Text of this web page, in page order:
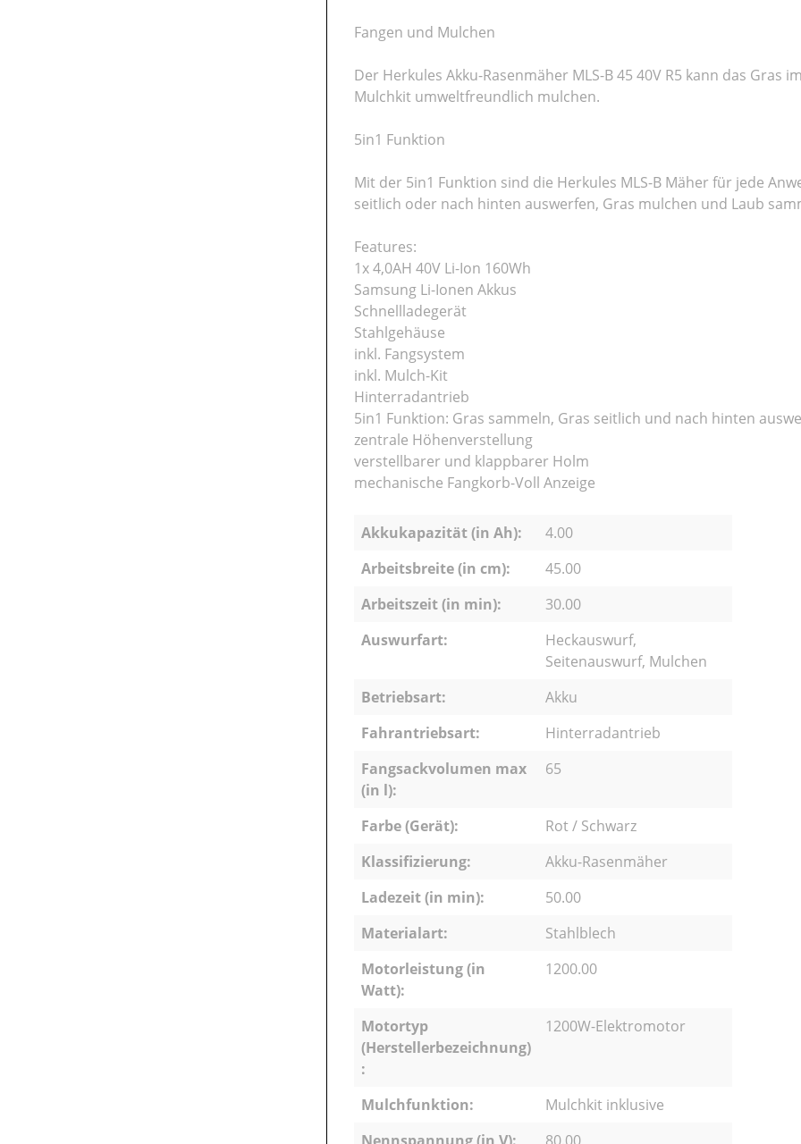
Fangen und Mulchen
Der Herkules Akku-Rasenmäher MLS-B 45 40V R5 kann das
Mulchkit umweltfreundlich mulchen.
5in1 Funktion
Mit der 5in1 Funktion sind die Herkules MLS-B Mäher für jede
seitlich oder nach hinten auswerfen, Gras mulchen und Laub
Features:
1x 4,0AH 40V Li-Ion 160Wh
Samsung Li-Ionen Akkus
Schnellladegerät
Stahlgehäuse
inkl. Fangsystem
inkl. Mulch-Kit
Hinterradantrieb
5in1 Funktion: Gras sammeln, Gras seitlich und nach hinten
zentrale Höhenverstellung
verstellbarer und klappbarer Holm
mechanische Fangkorb-Voll Anzeige
Akkukapazität (in Ah):
4.00
Arbeitsbreite (in cm):
45.00
Arbeitszeit (in min):
30.00
Auswurfart:
Heckauswurf,
Seitenauswurf, Mulchen
Betriebsart:
Akku
Fahrantriebsart:
Hinterradantrieb
Fangsackvolumen max
(in l):
65
Farbe (Gerät):
Rot / Schwarz
Klassifizierung:
Akku-Rasenmäher
Ladezeit (in min):
50.00
Materialart:
Stahlblech
Motorleistung (in
Watt):
1200.00
Motortyp
(Herstellerbezeichnung)
:
1200W-Elektromotor
Mulchfunktion:
Mulchkit inklusive